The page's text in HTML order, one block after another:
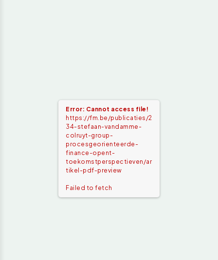
Error: Cannot access file!
https://fm.be/publicaties/2
34-stefaan-vandamme-
colruyt-group-
procesgeorienteerde-
finance-opent-
toekomstperspectieven/ar
tikel-pdf-preview
Failed to fetch